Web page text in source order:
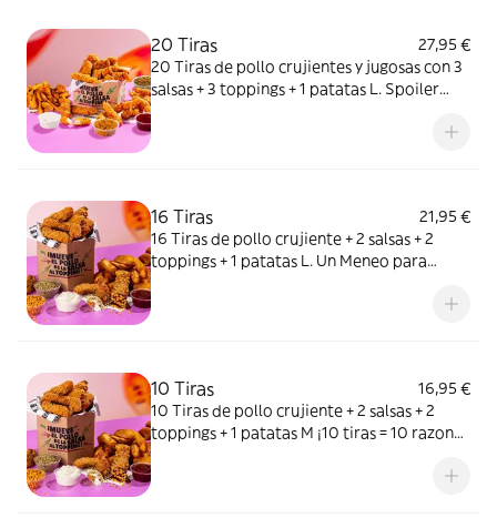
20 Tiras
27,95 €
20 Tiras de pollo crujientes y jugosas con 3
salsas + 3 toppings + 1 patatas L. Spoiler
16 Tiras
21,95 €
16 Tiras de pollo crujiente + 2 salsas + 2
toppings + 1 patatas L. Un Meneo para
10 Tiras
16,95 €
10 Tiras de pollo crujiente + 2 salsas + 2
toppings + 1 patatas M ¡10 tiras = 10 razones